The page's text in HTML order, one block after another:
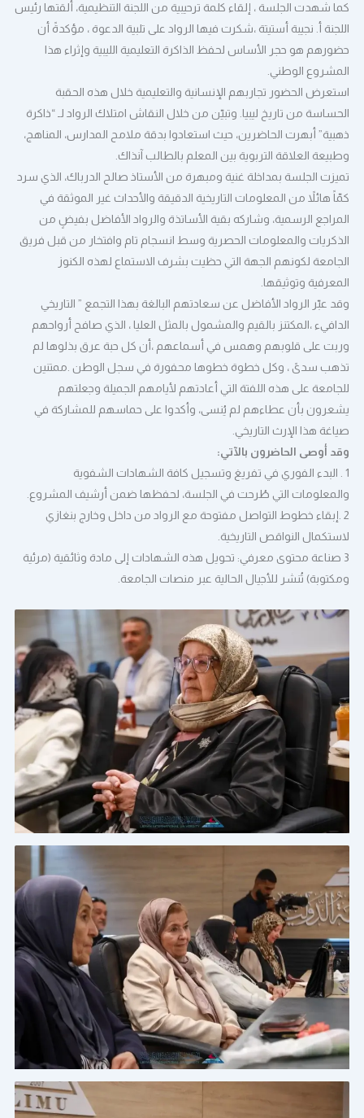
كما شهدت الجلسة ، إلقاء كلمة ترحيبية من اللجنة التنظيمية، ألقتها رئيس
اللجنة أ. نجيبة أستيتة ،شكرت فيها الرواد على تلبية الدعوة ، مؤكدةً أن
حضورهم هو حجر الأساس لحفظ الذاكرة التعليمية الليبية وإثراء هذا
المشروع الوطني.
استعرض الحضور تجاربهم الإنسانية والتعليمية خلال هذه الحقبة
الحساسة من تاريخ ليبيا. وتبيّن من خلال النقاش امتلاك الرواد لـ “ذاكرة
ذهبية” أبهرت الحاضرين، حيث استعادوا بدقة ملامح المدارس، المناهج،
وطبيعة العلاقة التربوية بين المعلم بالطالب آنذاك.
تميزت الجلسة بمداخلة غنية ومبهرة من الأستاذ صالح الدرباك، الذي سرد
كمّاً هائلاً من المعلومات التاريخية الدقيقة والأحداث غير الموثقة في
المراجع الرسمية، وشاركه بقية الأساتذة والرواد الأفاضل بفيضٍ من
الذكريات والمعلومات الحصرية وسط انسجام تام وافتخار من قبل فريق
الجامعة لكونهم الجهة التي حظيت بشرف الاستماع لهذه الكنوز
المعرفية وتوثيقها.
وقد عبّر الرواد الأفاضل عن سعادتهم البالغة بهذا التجمع ” التاريخي
الدافيء ،المكتنز بالقيم والمشمول بالمثل العليا ، الذي صافح أرواحهم
وربت على قلوبهم وهمس في أسماعهم ،أن كل حبة عرق بذلوها لم
تذهب سدىً ، وكل خطوة خطوها محفورة في سجل الوطن .ممتنين
للجامعة على هذه اللفتة التي أعادتهم لأيامهم الجميلة وجعلتهم
يشعرون بأن عطاءهم لم يُنسى، وأكدوا على حماسهم للمشاركة في
صياغة هذا الإرث التاريخي.
وقد أوصى الحاضرون بالآتي:
1 . البدء الفوري في تفريغ وتسجيل كافة الشهادات الشفوية
والمعلومات التي طُرحت في الجلسة، لحفظها ضمن أرشيف المشروع.
2 .إبقاء خطوط التواصل مفتوحة مع الرواد من داخل وخارج بنغازي
لاستكمال النواقص التاريخية.
3 صناعة محتوى معرفي: تحويل هذه الشهادات إلى مادة وثائقية (مرئية
ومكتوبة) تُنشر للأجيال الحالية عبر منصات الجامعة.